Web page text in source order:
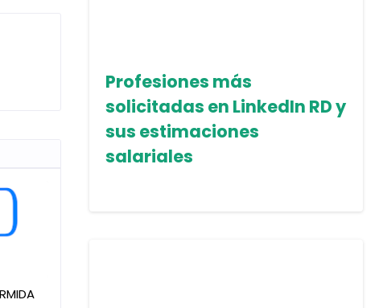
Profesiones más
solicitadas en LinkedIn RD y
sus estimaciones
salariales